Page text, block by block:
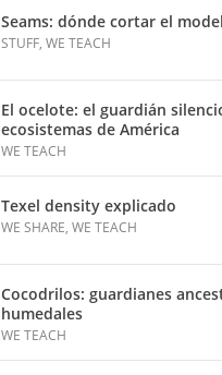
Seams: dónde cortar el
STUFF,WE TEACH
El ocelote: el guardián
ecosistemas de América
WE TEACH
Texel density explicado
WE SHARE,WE TEACH
Cocodrilos: guardianes
humedales
WE TEACH